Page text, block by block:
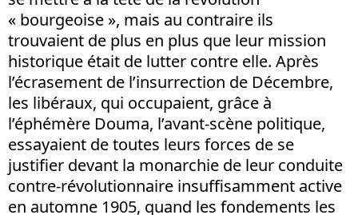
« bourgeoise », mais au contraire ils
trouvaient de plus en plus que leur mission
historique était de lutter contre elle. Après
l’écrasement de l’insurrection de Décembre,
les libéraux, qui occupaient, grâce à
l’éphémère Douma, l’avant-scène politique,
essayaient de toutes leurs forces de se
justifier devant la monarchie de leur conduite
contre-révolutionnaire insuffisamment active
en automne 1905, quand les fondements les